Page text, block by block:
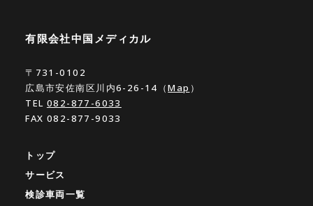
有限会社中国メディカル
〒731-0102
広島市安佐南区川内6-26-14（Map ）
TEL 082-877-6033
FAX 082-877-9033
トップ
サービス
検診車両一覧